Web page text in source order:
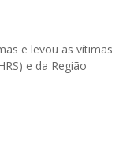
e levou as vítimas
e da Região